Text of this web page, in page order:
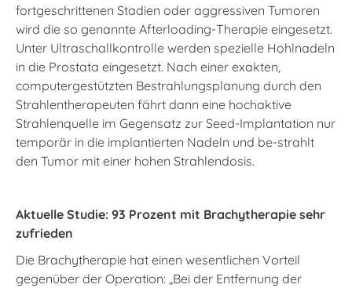
fortgeschrittenen Stadien oder aggressiven Tumoren
wird die so genannte Afterloading-Therapie eingesetzt.
Unter Ultraschallkontrolle werden spezielle Hohlnadeln
in die Prostata eingesetzt. Nach einer exakten,
computergestützten Bestrahlungsplanung durch den
Strahlentherapeuten fährt dann eine hochaktive
Strahlenquelle im Gegensatz zur Seed-Implantation nur
temporär in die implantierten Nadeln und be-strahlt
den Tumor mit einer hohen Strahlendosis.
Aktuelle Studie: 93 Prozent mit Brachytherapie sehr
zufrieden
Die Brachytherapie hat einen wesentlichen Vorteil
gegenüber der Operation: „Bei der Entfernung der